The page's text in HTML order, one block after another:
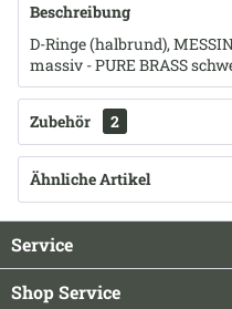
Beschreibung
D-Ringe (halbrund),
massiv - PURE BRASS
Zubehör 2
Ähnliche Artikel
Service
Shop Service